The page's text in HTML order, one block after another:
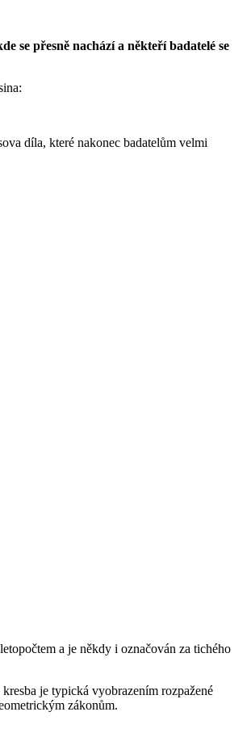
se přesně nachází a někteří badatelé se
díla, které nakonec badatelům velmi
a je někdy i označován za tichého
kresba je typická vyobrazením rozpažené
zákonům.